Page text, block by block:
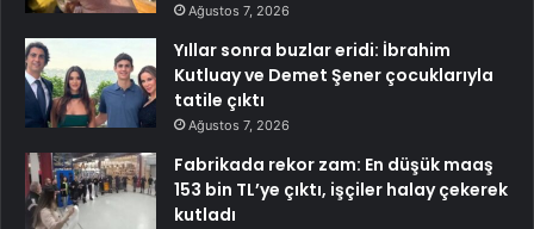
Ağustos 7, 2026
Yıllar sonra buzlar eridi: İbrahim
Kutluay ve Demet Şener çocuklarıyla
tatile çıktı
Ağustos 7, 2026
Fabrikada rekor zam: En düşük maaş
153 bin TL’ye çıktı, işçiler halay çekerek
kutladı